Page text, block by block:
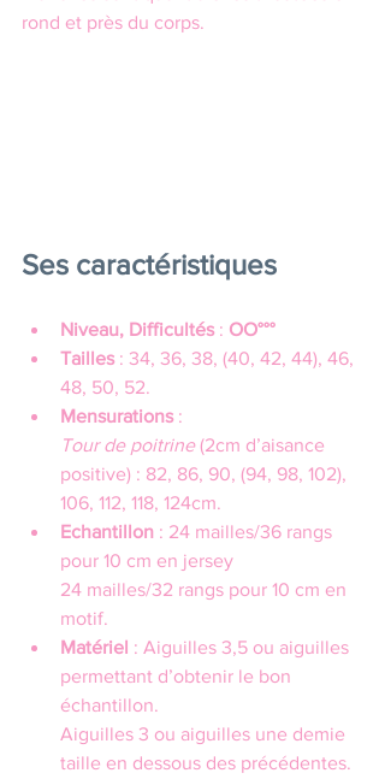
rond et près du corps.
Ses caractéristiques
Niveau, Difficultés : OO°°°
Tailles : 34, 36, 38, (40, 42, 44), 46,
48, 50, 52.
Mensurations :
Tour de poitrine (2cm d’aisance
positive) : 82, 86, 90, (94, 98, 102),
106, 112, 118, 124cm.
Echantillon : 24 mailles/36 rangs
pour 10 cm en jersey
24 mailles/32 rangs pour 10 cm en
motif.
Matériel : Aiguilles 3,5 ou aiguilles
permettant d’obtenir le bon
échantillon.
Aiguilles 3 ou aiguilles une demie
taille en dessous des précédentes.